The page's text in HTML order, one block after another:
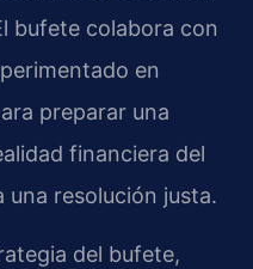
bufete colabora con
en
preparar una
financiera del
una resolución justa.
del bufete,